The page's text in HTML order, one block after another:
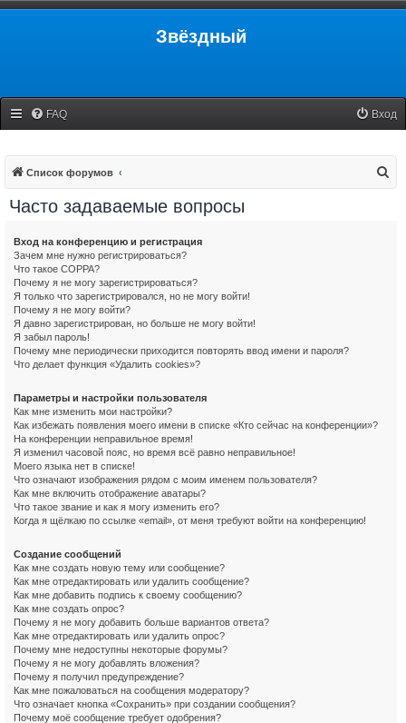
Звёздный
FAQ Вход
Список форумов
Часто задаваемые вопросы
Вход на конференцию и регистрация
Зачем мне нужно регистрироваться?
Что такое COPPA?
Почему я не могу зарегистрироваться?
Я только что зарегистрировался, но не могу войти!
Почему я не могу войти?
Я давно зарегистрирован, но больше не могу войти!
Я забыл пароль!
Почему мне периодически приходится повторять ввод имени и пароля?
Что делает функция «Удалить cookies»?
Параметры и настройки пользователя
Как мне изменить мои настройки?
Как избежать появления моего имени в списке «Кто сейчас на конференции»?
На конференции неправильное время!
Я изменил часовой пояс, но время всё равно неправильное!
Моего языка нет в списке!
Что означают изображения рядом с моим именем пользователя?
Как мне включить отображение аватары?
Что такое звание и как я могу изменить его?
Когда я щёлкаю по ссылке «email», от меня требуют войти на конференцию!
Создание сообщений
Как мне создать новую тему или сообщение?
Как мне отредактировать или удалить сообщение?
Как мне добавить подпись к своему сообщению?
Как мне создать опрос?
Почему я не могу добавить больше вариантов ответа?
Как мне отредактировать или удалить опрос?
Почему мне недоступны некоторые форумы?
Почему я не могу добавлять вложения?
Почему я получил предупреждение?
Как мне пожаловаться на сообщения модератору?
Что означает кнопка «Сохранить» при создании сообщения?
Почему моё сообщение требует одобрения?